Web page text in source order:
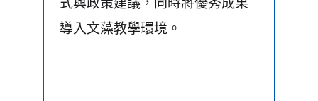
式與政策建議，同時將優秀成果
導入文藻教學環境。